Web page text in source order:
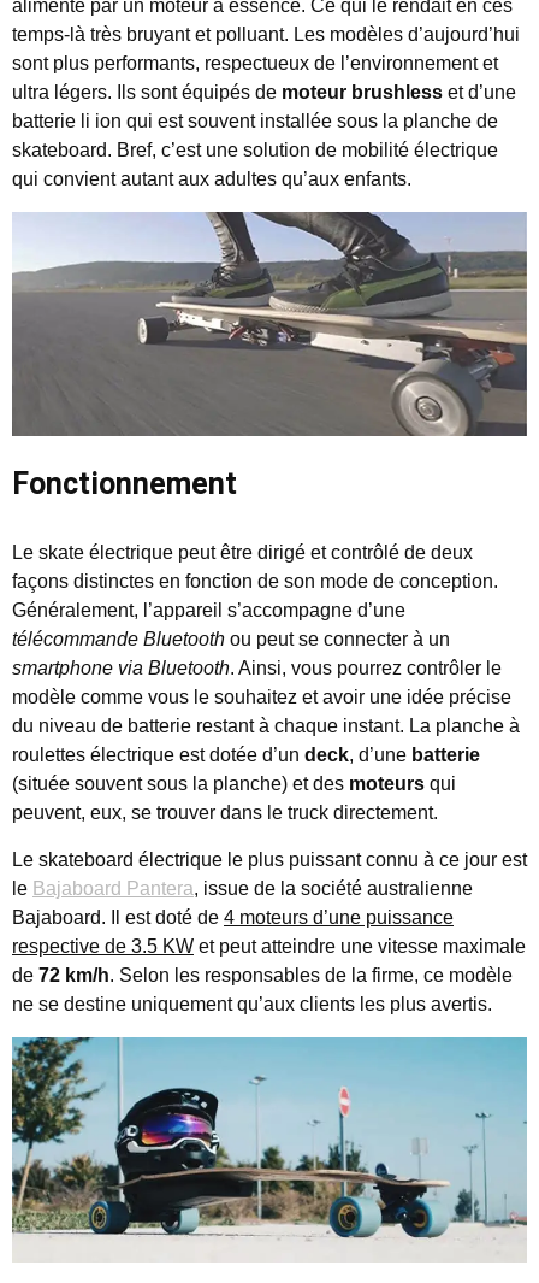
alimenté par un moteur à essence. Ce qui le rendait en ces
temps-là très bruyant et polluant. Les modèles d’aujourd’hui
sont plus performants, respectueux de l’environnement et
ultra légers. Ils sont équipés de moteur brushless et d’une
batterie li ion qui est souvent installée sous la planche de
skateboard. Bref, c’est une solution de mobilité électrique
qui convient autant aux adultes qu’aux enfants.
Fonctionnement
Le skate électrique peut être dirigé et contrôlé de deux
façons distinctes en fonction de son mode de conception.
Généralement, l’appareil s’accompagne d’une
télécommande Bluetooth ou peut se connecter à un
smartphone via Bluetooth. Ainsi, vous pourrez contrôler le
modèle comme vous le souhaitez et avoir une idée précise
du niveau de batterie restant à chaque instant. La planche à
roulettes électrique est dotée d’un deck, d’une batterie
(située souvent sous la planche) et des moteurs qui
peuvent, eux, se trouver dans le truck directement.
Le skateboard électrique le plus puissant connu à ce jour est
le Bajaboard Pantera, issue de la société australienne
Bajaboard. Il est doté de 4 moteurs d’une puissance
respective de 3.5 KW et peut atteindre une vitesse maximale
de 72 km/h. Selon les responsables de la firme, ce modèle
ne se destine uniquement qu’aux clients les plus avertis.